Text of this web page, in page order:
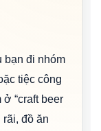
bạn đi nhóm
tiệc công
“craft beer
rãi, đồ ăn